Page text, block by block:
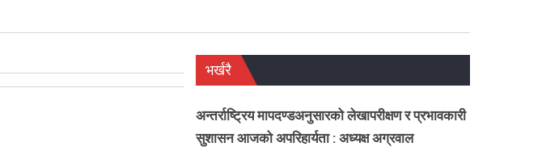
भर्खरै
अन्तर्राष्ट्रिय मापदण्डअनुसारको लेखापरीक्षण र प्रभावकारी
सुशासन आजको अपरिहार्यता : अध्यक्ष अग्रवाल